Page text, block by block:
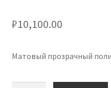
₽10,100.00
Матовый прозрачный